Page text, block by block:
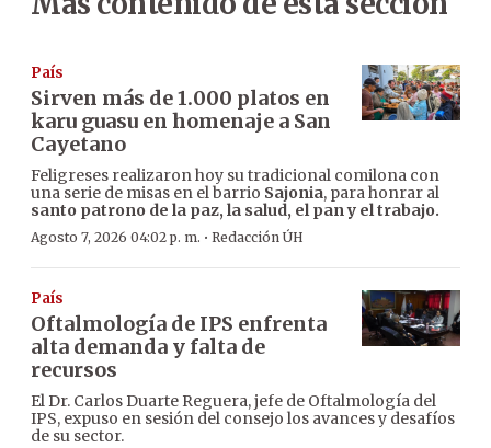
País
Sirven más de 1.000 platos en
karu guasu en homenaje a San
Cayetano
Feligreses realizaron hoy su tradicional comilona con
una serie de misas en el barrio Sajonia, para honrar al
santo patrono de la paz, la salud, el pan y el trabajo.
Agosto 7, 2026 04:02 p. m. · Redacción ÚH
País
Oftalmología de IPS enfrenta
alta demanda y falta de
recursos
El Dr. Carlos Duarte Reguera, jefe de Oftalmología del
IPS, expuso en sesión del consejo los avances y desafíos
de su sector.